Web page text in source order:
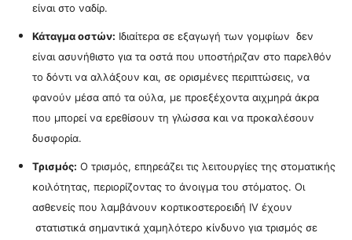
είναι στο ναδίρ.
Κάταγμα οστών: Ιδιαίτερα σε εξαγωγή των γομφίων δεν
είναι ασυνήθιστο για τα οστά που υποστήριζαν στο παρελθόν
το δόντι να αλλάξουν και, σε ορισμένες περιπτώσεις, να
φανούν μέσα από τα ούλα, με προεξέχοντα αιχμηρά άκρα
που μπορεί να ερεθίσουν τη γλώσσα και να προκαλέσουν
δυσφορία.
Τρισμός: Ο τρισμός, επηρεάζει τις λειτουργίες της στοματικής
κοιλότητας, περιορίζοντας το άνοιγμα του στόματος. Οι
ασθενείς που λαμβάνουν κορτικοστεροειδή IV έχουν
στατιστικά σημαντικά χαμηλότερο κίνδυνο για τρισμός σε